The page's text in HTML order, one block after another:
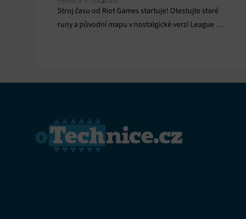
Stroj času od Riot Games startuje! Otestujte staré
runy a původní mapu v nostalgické verzi League of